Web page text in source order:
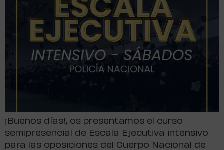
¡Buenos días!, os presentamos el curso
semipresencial de Escala Ejecutiva intensivo
para las oposiciones del Cuerpo Nacional de